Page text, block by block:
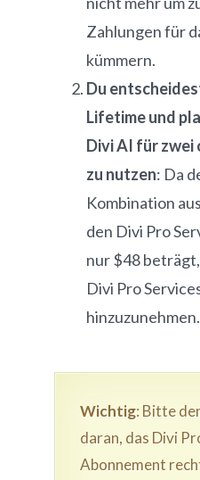
Zahlungen für
kümmern.
Du
Lifetime und
Divi AI für
zu nutzen: Da
Kombination
den Divi Pro
nur $48
Divi Pro
hinzuzunehmen.
Wichtig: Bitte
daran, das Divi
Abonnement